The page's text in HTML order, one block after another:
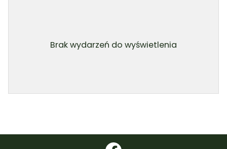
Brak wydarzeń do wyświetlenia